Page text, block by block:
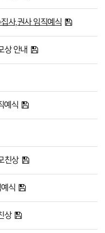
사,권사 임직예식
상 안내
예식
친상
식
상